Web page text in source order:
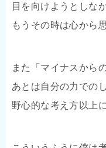
目を向けようとしな
もうその時は心から
また「マイナスから
あとは自分の力での
野心的な考え方以上に